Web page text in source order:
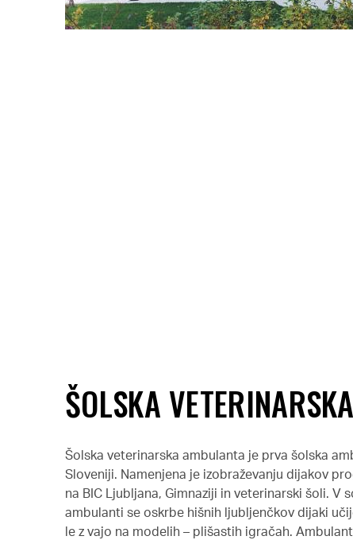
ŠOLSKA
Šolska veterinarska ambulanta je prva šolska
Sloveniji. Namenjena je izobraževanju dijakov
na BIC Ljubljana, Gimnaziji in veterinarski šoli. V
ambulanti se oskrbe hišnih ljubljenčkov dijaki
le z vajo na modelih – plišastih igračah.